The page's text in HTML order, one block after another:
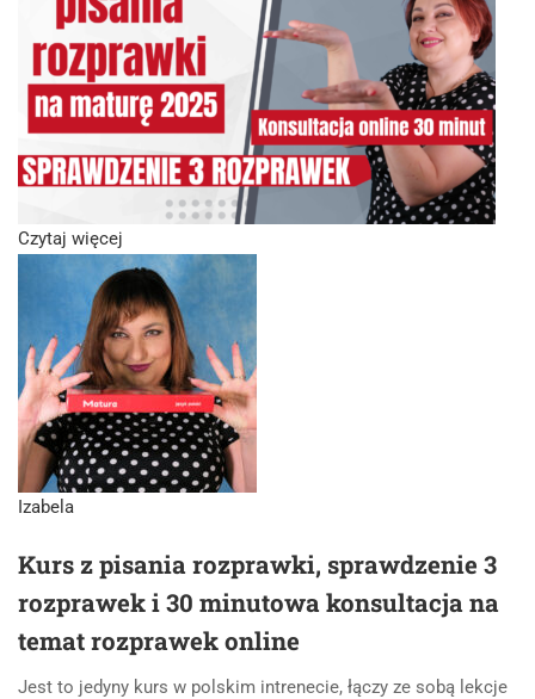
Czytaj więcej
Izabela
Kurs z pisania rozprawki, sprawdzenie 3
rozprawek i 30 minutowa konsultacja na
temat rozprawek online
Jest to jedyny kurs w polskim intrenecie, łączy ze sobą lekcje